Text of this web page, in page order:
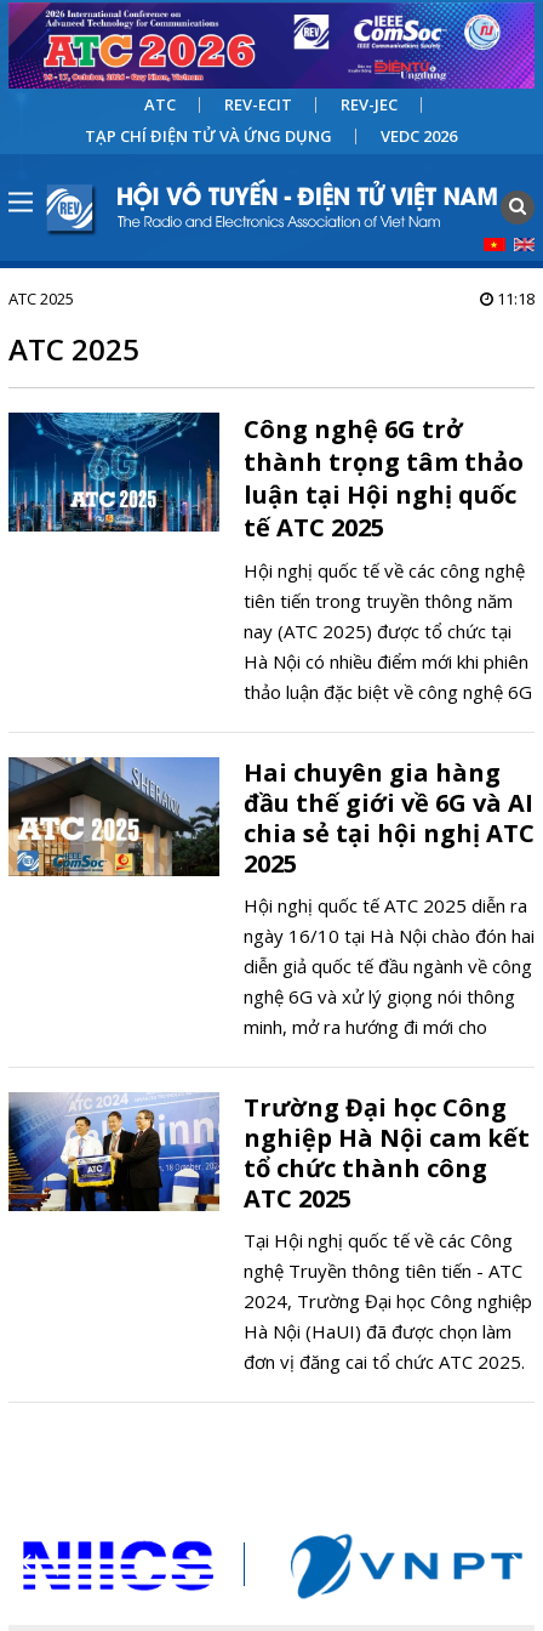
ATC REV-ECIT
REV-JEC
TẠP CHÍ ĐIỆN TỬ VÀ ỨNG DỤNG
VEDC 2026
ATC 2025 11:18
ATC 2025
Công nghệ 6G trở
thành trọng tâm thảo
luận tại Hội nghị quốc
tế ATC 2025
Hội nghị quốc tế về các công nghệ
tiên tiến trong truyền thông năm
nay (ATC 2025) được tổ chức tại
Hà Nội có nhiều điểm mới khi phiên
thảo luận đặc biệt về công nghệ 6G
Tại hội nghị ATC 2025, lần đầu tiên
Ban tổ chức trao giải thưởng cho
các phản biện xuất sắc, nhằm
khuyến khích cộng đồng khoa học
tham gia tích cực hơn vào các hoạt
động khoa học công nghệ và đổi
mới sáng tạo, một trong những trụ
cột để đất nước vươn mình trong
kỷ nguyên mới.
Hai chuyên gia hàng
đầu thế giới về 6G và AI
chia sẻ tại hội nghị ATC
2025
Hội nghị quốc tế ATC 2025 diễn ra
ngày 16/10 tại Hà Nội chào đón hai
diễn giả quốc tế đầu ngành về công
nghệ 6G và xử lý giọng nói thông
minh, mở ra hướng đi mới cho
Trường Đại học Công
nghiệp Hà Nội cam kết
tổ chức thành công
ATC 2025
Tại Hội nghị quốc tế về các Công
nghệ Truyền thông tiên tiến - ATC
2024, Trường Đại học Công nghiệp
Hà Nội (HaUI) đã được chọn làm
đơn vị đăng cai tổ chức ATC 2025.
hàng năm, nhằm tạo cơ hội giao
lưu, trao đổi học thuật giữa các nhà
nghiên cứu, chuyên gia trên toàn